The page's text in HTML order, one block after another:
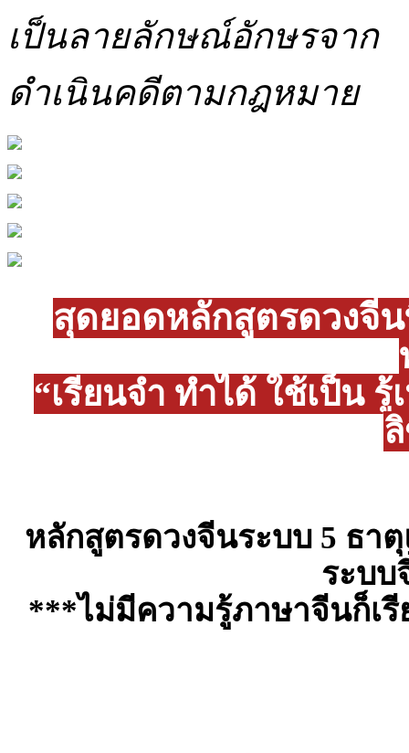
เป็นลายลักษณ์อักษรจาก
ดำเนินคดีตามกฎหมาย
สุดยอดหลักสูตรดวงจี
“เรียนจำ ทำได้ ใช้เป็น
หลักสูตรดวงจีนระบบ 5 ธา
ระบบ
***ไม่มีความรู้ภาษาจีนก็เ